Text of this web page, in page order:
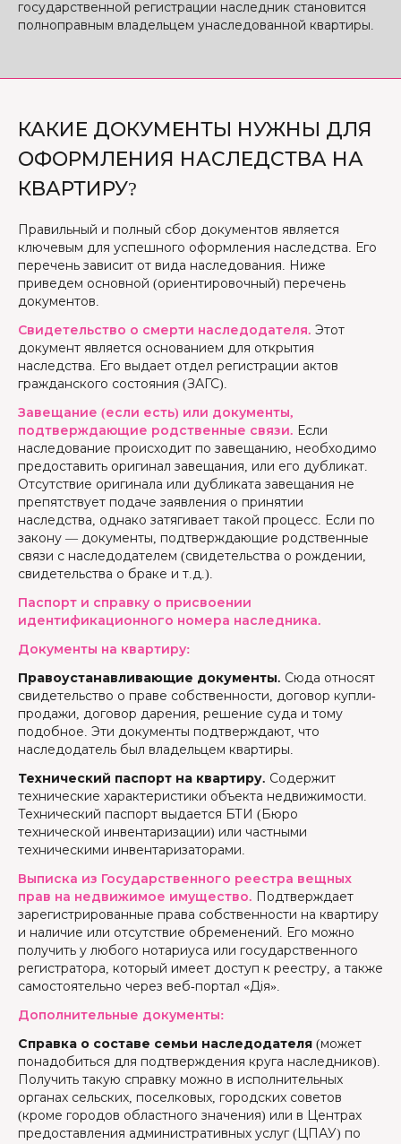
государственной регистрации наследник становится
полноправным владельцем унаследованной квартиры.
КАКИЕ ДОКУМЕНТЫ НУЖНЫ ДЛЯ
ОФОРМЛЕНИЯ НАСЛЕДСТВА НА
КВАРТИРУ?
Правильный и полный сбор документов является
ключевым для успешного оформления наследства. Его
перечень зависит от вида наследования. Ниже
приведем основной (ориентировочный) перечень
документов.
Свидетельство о смерти наследодателя. Этот
документ является основанием для открытия
наследства. Его выдает отдел регистрации актов
гражданского состояния (ЗАГС).
Завещание (если есть) или документы,
подтверждающие родственные связи. Если
наследование происходит по завещанию, необходимо
предоставить оригинал завещания, или его дубликат.
Отсутствие оригинала или дубликата завещания не
препятствует подаче заявления о принятии
наследства, однако затягивает такой процесс. Если по
закону — документы, подтверждающие родственные
связи с наследодателем (свидетельства о рождении,
свидетельства о браке и т.д.).
Паспорт и справку о присвоении
идентификационного номера наследника.
Документы на квартиру:
Правоустанавливающие документы. Сюда относят
свидетельство о праве собственности, договор купли-
продажи, договор дарения, решение суда и тому
подобное. Эти документы подтверждают, что
наследодатель был владельцем квартиры.
Технический паспорт на квартиру. Содержит
технические характеристики объекта недвижимости.
Технический паспорт выдается БТИ (Бюро
технической инвентаризации) или частными
техническими инвентаризаторами.
Выписка из Государственного реестра вещных
прав на недвижимое имущество. Подтверждает
зарегистрированные права собственности на квартиру
и наличие или отсутствие обременений. Его можно
получить у любого нотариуса или государственного
регистратора, который имеет доступ к реестру, а также
самостоятельно через веб-портал «Дія».
Дополнительные документы:
Справка о составе семьи наследодателя (может
понадобиться для подтверждения круга наследников).
Получить такую справку можно в исполнительных
органах сельских, поселковых, городских советов
(кроме городов областного значения) или в Центрах
предоставления административных услуг (ЦПАУ) по